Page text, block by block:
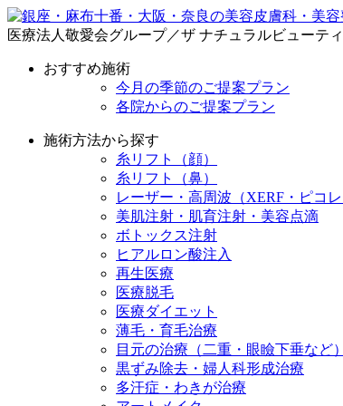
医療法人敬愛会グループ／ザ ナチュラルビューテ
おすすめ施術
今月の季節のご提案プラン
各院からのご提案プラン
施術方法から探す
糸リフト（顔）
糸リフト（鼻）
レーザー・高周波（XERF・ピコ
美肌注射・肌育注射・美容点滴
ボトックス注射
ヒアルロン酸注入
再生医療
医療脱毛
医療ダイエット
薄毛・育毛治療
目元の治療（二重・眼瞼下垂など）
黒ずみ除去・婦人科形成治療
多汗症・わきが治療